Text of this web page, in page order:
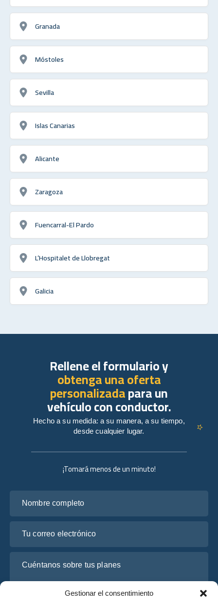
Gestionar el consentimiento
Granada
Móstoles
Sevilla
Islas Canarias
Alicante
Zaragoza
Fuencarral-El Pardo
L’Hospitalet de Llobregat
Galicia
¡Tomará menos de un minuto!
Rellene el formulario y
obtenga una oferta
personalizadapara un
vehículo con conductor.
Hecho a su medida: a su manera, a su tiempo,
desde cualquier lugar.